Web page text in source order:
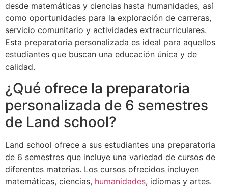
desde matemáticas y ciencias hasta humanidades, así
como oportunidades para la exploración de carreras,
servicio comunitario y actividades extracurriculares.
Esta preparatoria personalizada es ideal para aquellos
estudiantes que buscan una educación única y de
calidad.
¿Qué ofrece la preparatoria
personalizada de 6 semestres
de Land school?
Land school ofrece a sus estudiantes una preparatoria
de 6 semestres que incluye una variedad de cursos de
diferentes materias. Los cursos ofrecidos incluyen
matemáticas, ciencias, humanidades, idiomas y artes.